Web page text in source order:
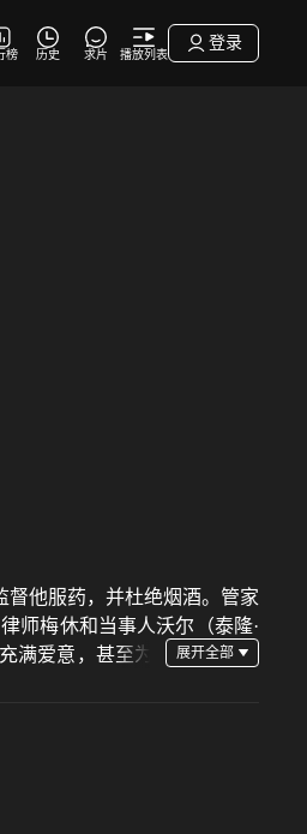
榜 历史 求片 播放列表
登录
督他服药，并杜绝烟酒。管家
师梅休和当事人沃尔（泰隆·
满爱意，甚至为